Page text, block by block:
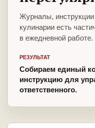
Журналы,
кулинарии есть
в ежедневной работе.
РЕЗУЛЬТАТ
Собираем единый
инструкцию для
ответственного.